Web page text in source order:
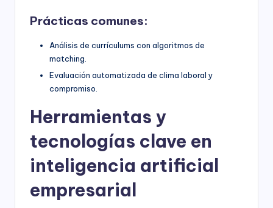
Prácticas comunes:
Análisis de currículums con algoritmos de
matching.
Evaluación automatizada de clima laboral y
compromiso.
Herramientas y
tecnologías clave en
inteligencia artificial
empresarial